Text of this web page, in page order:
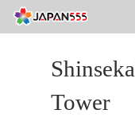
Tower